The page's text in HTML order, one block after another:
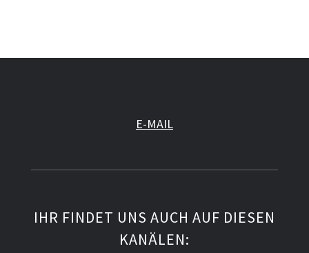
E-MAIL
IHR FINDET UNS AUCH AUF DIESEN
KANÄLEN: